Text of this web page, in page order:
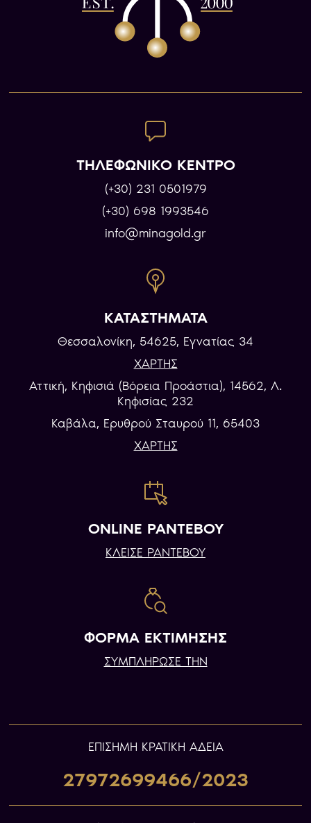
ΤΗΛΕΦΩΝΙΚΟ ΚΕΝΤΡΟ
(+30) 231 0501979
(+30) 698 1993546
info@minagold.gr
ΚΑΤΑΣΤΗΜΑΤΑ
Θεσσαλονίκη, 54625, Εγνατίας 34
ΧΑΡΤΗΣ
Αττική, Κηφισιά (Βόρεια Προάστια), 14562, Λ.
Κηφισίας 232
Καβάλα, Eρυθρού Σταυρού 11, 65403
ΧΑΡΤΗΣ
ONLINE ΡΑΝΤΕΒΟΥ
ΚΛΕΙΣΕ ΡΑΝΤΕΒΟΥ
ΦΟΡΜΑ ΕΚΤΙΜΗΣΗΣ
ΣΥΜΠΛΗΡΩΣΕ ΤΗΝ
ΕΠIΣΗΜΗ ΚΡΑΤΙΚΗ ΑΔΕΙΑ
27972699466/2023